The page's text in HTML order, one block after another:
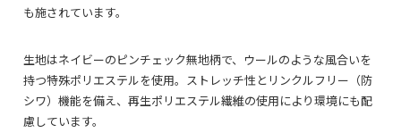
も施されています。
生地はネイビーのピンチェック無地柄で、ウールのような風合いを
持つ特殊ポリエステルを使用。ストレッチ性とリンクルフリー（防
シワ）機能を備え、再生ポリエステル繊維の使用により環境にも配
慮しています。